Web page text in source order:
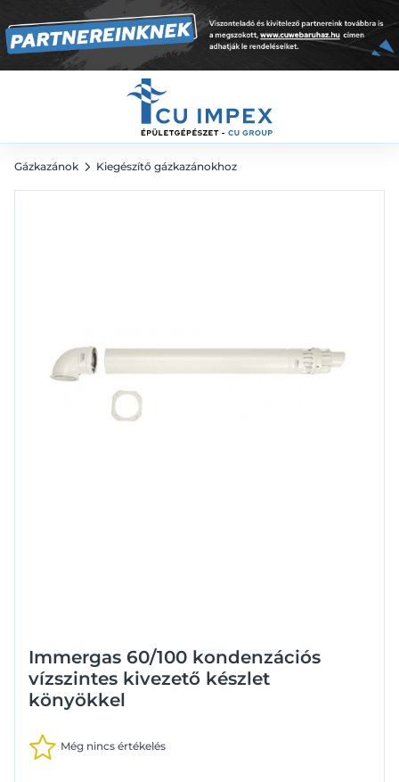
Gázkazánok Kiegészítő gázkazánokhoz
Immergas 60/100 kondenzációs
vízszintes kivezető készlet
könyökkel
Még nincs értékelés
49 116 Ft